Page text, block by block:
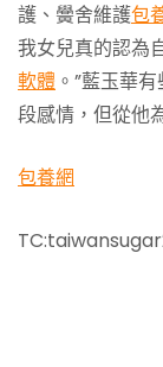
護、黌舍維護包
我女兒真的認為
軟體 。”藍玉華
段感情，但從他
包養網